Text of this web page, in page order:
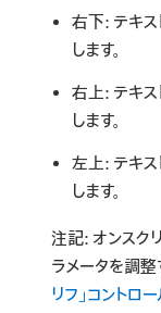
右下: テキ
します。
右上: テキ
します。
左上: テキ
します。
注記: オンスク
ラメータを調整
リフ」コントロ